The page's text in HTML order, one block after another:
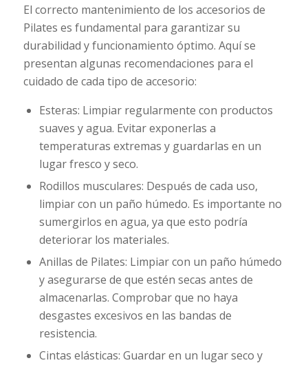
El correcto mantenimiento de los accesorios de
Pilates es fundamental para garantizar su
durabilidad y funcionamiento óptimo. Aquí se
presentan algunas recomendaciones para el
cuidado de cada tipo de accesorio:
Esteras: Limpiar regularmente con productos
suaves y agua. Evitar exponerlas a
temperaturas extremas y guardarlas en un
lugar fresco y seco.
Rodillos musculares: Después de cada uso,
limpiar con un paño húmedo. Es importante no
sumergirlos en agua, ya que esto podría
deteriorar los materiales.
Anillas de Pilates: Limpiar con un paño húmedo
y asegurarse de que estén secas antes de
almacenarlas. Comprobar que no haya
desgastes excesivos en las bandas de
resistencia.
Cintas elásticas: Guardar en un lugar seco y